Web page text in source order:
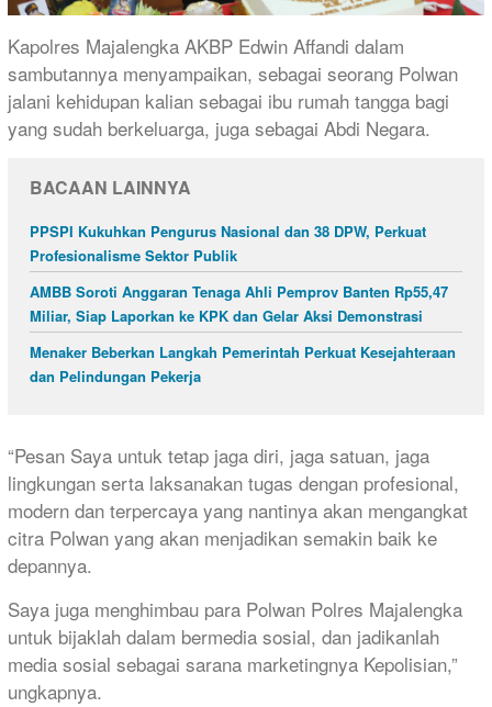
Kapolres Majalengka AKBP Edwin Affandi dalam
sambutannya menyampaikan, sebagai seorang Polwan
jalani kehidupan kalian sebagai ibu rumah tangga bagi
yang sudah berkeluarga, juga sebagai Abdi Negara.
BACAAN LAINNYA
PPSPI Kukuhkan Pengurus Nasional dan 38 DPW, Perkuat
Profesionalisme Sektor Publik
AMBB Soroti Anggaran Tenaga Ahli Pemprov Banten Rp55,47
Miliar, Siap Laporkan ke KPK dan Gelar Aksi Demonstrasi
Menaker Beberkan Langkah Pemerintah Perkuat Kesejahteraan
dan Pelindungan Pekerja
“Pesan Saya untuk tetap jaga diri, jaga satuan, jaga
lingkungan serta laksanakan tugas dengan profesional,
modern dan terpercaya yang nantinya akan mengangkat
citra Polwan yang akan menjadikan semakin baik ke
depannya.
Saya juga menghimbau para Polwan Polres Majalengka
untuk bijaklah dalam bermedia sosial, dan jadikanlah
media sosial sebagai sarana marketingnya Kepolisian,”
ungkapnya.